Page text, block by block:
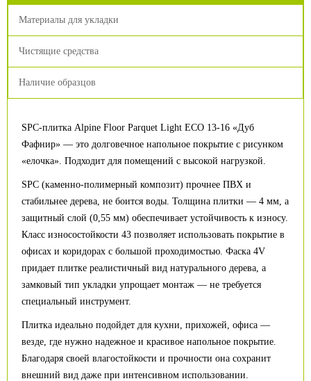
Материалы для укладки
Чистящие средства
Наличие образцов
SPC-плитка Alpine Floor Parquet Light ECO 13-16 «Дуб
Фафнир» — это долговечное напольное покрытие с рисунком
«елочка». Подходит для помещений с высокой нагрузкой.
SPC (каменно-полимерный композит) прочнее ПВХ и
стабильнее дерева, не боится воды. Толщина плитки — 4 мм, а
защитный слой (0,55 мм) обеспечивает устойчивость к износу.
Класс износостойкости 43 позволяет использовать покрытие в
офисах и коридорах с большой проходимостью. Фаска 4V
придает плитке реалистичный вид натурального дерева, а
замковый тип укладки упрощает монтаж — не требуется
специальный инструмент.
Плитка идеально подойдет для кухни, прихожей, офиса —
везде, где нужно надежное и красивое напольное покрытие.
Благодаря своей влагостойкости и прочности она сохранит
внешний вид даже при интенсивном использовании.